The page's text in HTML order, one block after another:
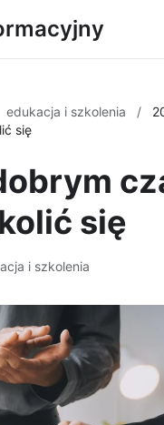
edukacja i szkolenia /
się
się
i szkolenia